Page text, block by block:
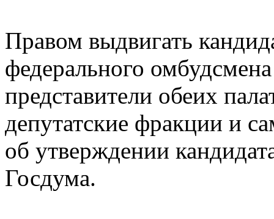
Правом выдвигать
федерального
представители обеих
депутатские фракции и
об утверждении
Госдума.